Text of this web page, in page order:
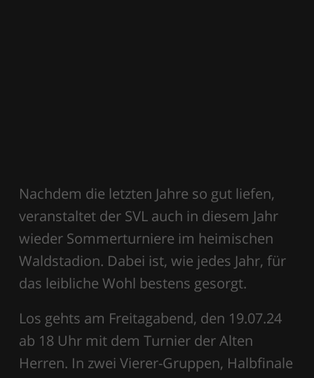
Nachdem die letzten Jahre so gut liefen,
veranstaltet der SVL auch in diesem Jahr
wieder Sommerturniere im heimischen
Waldstadion. Dabei ist, wie jedes Jahr, für
das leibliche Wohl bestens gesorgt.
Los gehts am Freitagabend, den 19.07.24
ab 18 Uhr mit dem Turnier der Alten
Herren. In zwei Vierer-Gruppen, Halbfinale